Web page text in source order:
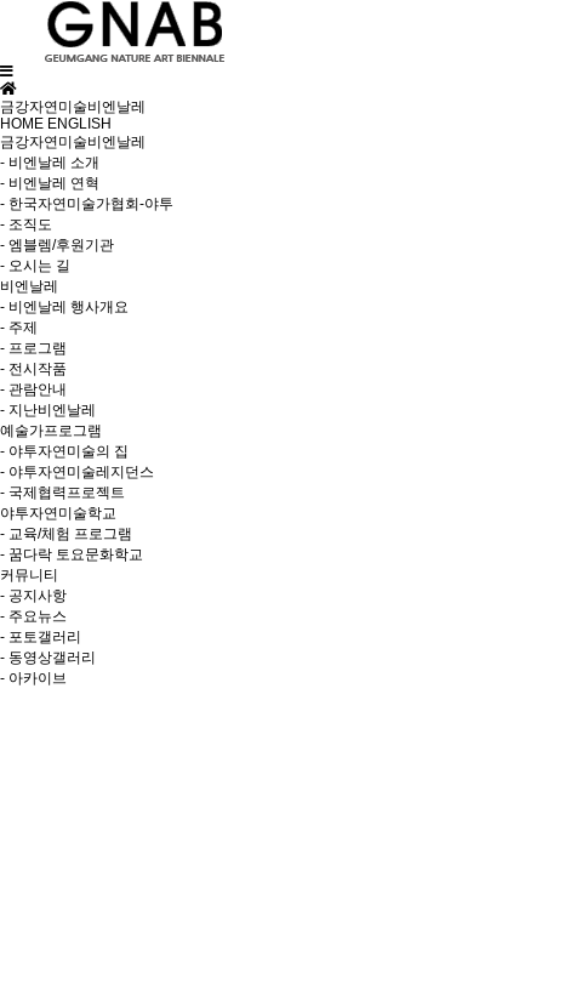
금강자연미술비엔날레
HOME ENGLISH
금강자연미술비엔날레
- 비엔날레 소개
- 비엔날레 연혁
- 한국자연미술가협회-야투
- 조직도
- 엠블렘/후원기관
- 오시는 길
비엔날레
- 비엔날레 행사개요
- 주제
- 프로그램
- 전시작품
- 관람안내
- 지난비엔날레
예술가프로그램
- 야투자연미술의 집
- 야투자연미술레지던스
- 국제협력프로젝트
야투자연미술학교
- 교육/체험 프로그램
- 꿈다락 토요문화학교
커뮤니티
- 공지사항
- 주요뉴스
- 포토갤러리
- 동영상갤러리
- 아카이브